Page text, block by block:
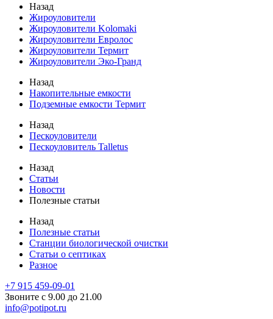
Назад
Жироуловители
Жироуловители Kolomaki
Жироуловители Евролос
Жироуловители Термит
Жироуловители Эко-Гранд
Назад
Накопительные емкости
Подземные емкости Термит
Назад
Пескоуловители
Пескоуловитель Talletus
Назад
Статьи
Новости
Полезные статьи
Назад
Полезные статьи
Станции биологической очистки
Статьи о септиках
Разное
+7 915 459-09-01
Звоните с 9.00 до 21.00
info@potipot.ru